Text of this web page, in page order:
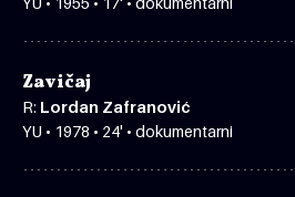
Zavičaj
R: Lordan Zafranović
YU • 1978 • 24' • dokumentarni